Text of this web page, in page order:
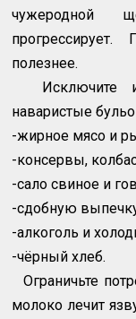
чужеродной
полезнее.
Исключите
наваристые
-жирное мясо и
-консервы,
-сало свиное и
-сдобную
-алкоголь и
-чёрный хлеб.
Ограничьте
молоко лечит